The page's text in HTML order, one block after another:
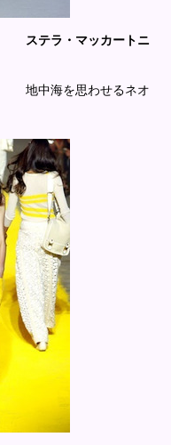
ステラ・マッカートニ
せるネオ